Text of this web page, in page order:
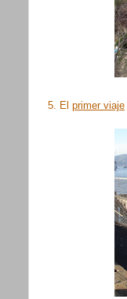
5. El primer viaje